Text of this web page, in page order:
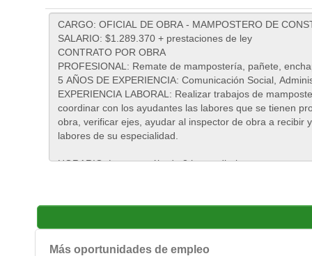
Más oportunidades de empleo